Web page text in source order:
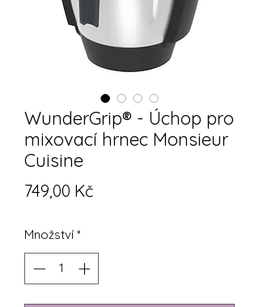
WunderGrip® - Úchop pro
mixovací hrnec Monsieur
Cuisine
749,00 KčCena
Množství *